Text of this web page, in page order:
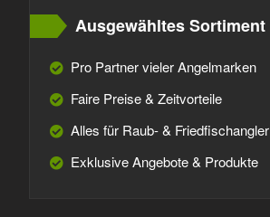
Ausgewähltes Sortiment
Pro Partner vieler Angelmarken
Faire Preise & Zeitvorteile
Alles für Raub- & Friedfischangler
Exklusive Angebote & Produkte